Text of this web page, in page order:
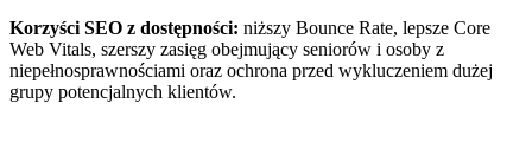
Korzyści SEO z dostępności: niższy Bounce Rate, lepsze Core
Web Vitals, szerszy zasięg obejmujący seniorów i osoby z
niepełnosprawnościami oraz ochrona przed wykluczeniem dużej
grupy potencjalnych klientów.